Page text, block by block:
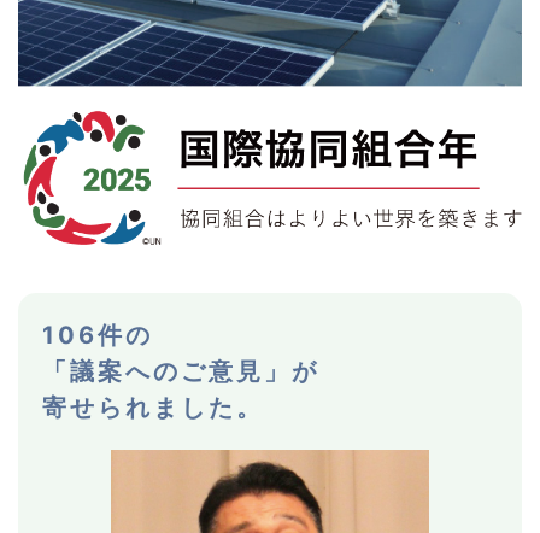
106件の
「議案へのご意見」が
寄せられました。